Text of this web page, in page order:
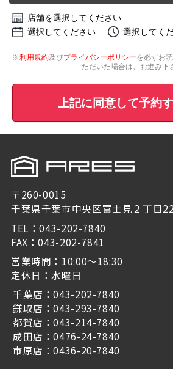
店舗を選択してください
選択してください
選択してく
※利用規約及びプライバシーポリシーを必ずお
ただいた場合は、お進み下
上記に同意して予約
〒260-0015
千葉県千葉市中央区富士見２丁目
TEL：043-202-7840
FAX：043-202-7841
営業時間：10:00～18:30
定休日：水曜日
千葉店：043-202-7840
鎌取店：043-293-7840
都賀店：043-214-7840
成田店：0476-24-7840
市原店：0436-20-7840